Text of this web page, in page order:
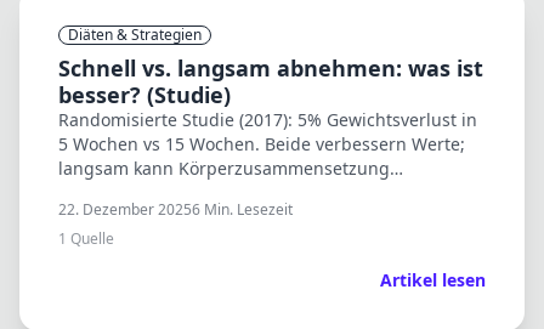
Diäten & Strategien
Schnell vs. langsam abnehmen: was ist
besser? (Studie)
Randomisierte Studie (2017): 5% Gewichtsverlust in
5 Wochen vs 15 Wochen. Beide verbessern Werte;
langsam kann Körperzusammensetzung
metabolische Effekte.
22. Dezember 20256 Min. Lesezeit
1 Quelle
Artikel lesen